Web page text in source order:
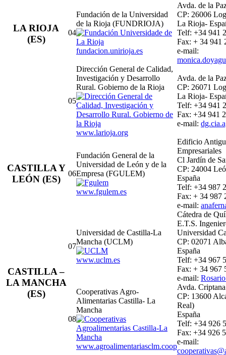
LA RIOJA
(ES)
04
Fundación de la Universidad
de la Rioja (FUNDRIOJA)
fundacion.unirioja.es
Avda. de la
CP: 26006
La Rioja-
Telf: +34 941
Fax: + 34 941
e-mail:
05
Dirección General de Calidad,
Investigación y Desarrollo
Rural. Gobierno de la Rioja
www.larioja.org
Avda. de la
CP: 26071
La Rioja-
Telf: +34 941
Fax: +34 941
e-mail:
CASTILLA Y
LEÓN (ES)
06
Fundación General de la
Universidad de León y de la
Empresa (FGULEM)
www.fgulem.es
Edificio
Empresariales
Cl Jardín de
CP: 24004
España
Telf: +34 987
Fax: + 34 987
e-mail:
CASTILLA –
LA MANCHA
(ES)
07
Universidad de Castilla-La
Mancha (UCLM)
www.uclm.es
Cátedra de
E.T.S.
Universidad
CP: 02071
España
Telf: +34 967
Fax: + 34 967
e-mail:
08
Cooperativas Agro-
Alimentarias Castilla- La
Mancha
www.agroalimentariasclm.coop
Avda.
CP: 13600
Real)
España
Telf: +34 926
Fax: +34 926
e-mail: